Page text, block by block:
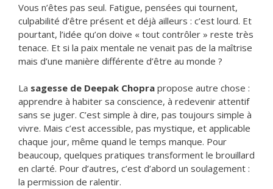
Vous n’êtes pas seul. Fatigue, pensées qui tournent,
culpabilité d’être présent et déjà ailleurs : c’est lourd. Et
pourtant, l’idée qu’on doive « tout contrôler » reste très
tenace. Et si la paix mentale ne venait pas de la maîtrise
mais d’une manière différente d’être au monde ?
La sagesse de Deepak Chopra propose autre chose :
apprendre à habiter sa conscience, à redevenir attentif
sans se juger. C’est simple à dire, pas toujours simple à
vivre. Mais c’est accessible, pas mystique, et applicable
chaque jour, même quand le temps manque. Pour
beaucoup, quelques pratiques transforment le brouillard
en clarté. Pour d’autres, c’est d’abord un soulagement :
la permission de ralentir.